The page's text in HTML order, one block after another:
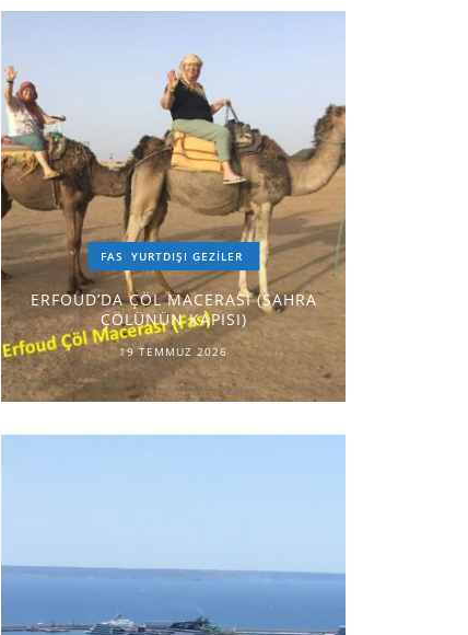
FAS YURTDIŞI GEZILER
ERFOUD’DA ÇÖL MACERASI (SAHRA
ÇÖLÜNÜN KAPISI)
19 TEMMUZ 2026